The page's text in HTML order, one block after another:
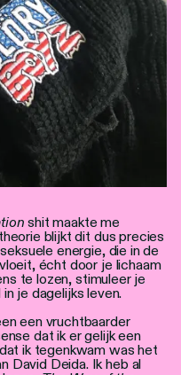
shit maakte me
blijkt dit dus precies
energie, die in de
écht door je lichaam
te lozen, stimuleer je
je dagelijks leven.
een vruchtbaarder
dat ik er gelijk een
ik tegenkwam was het
David Deida. Ik heb al